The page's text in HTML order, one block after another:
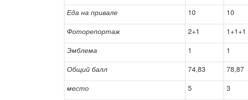
Еда на привале
10 10
Фоторепортаж
2+1 1+1+1
Эмблема
1 1
Общий балл
74,83 78,87
место
5 3